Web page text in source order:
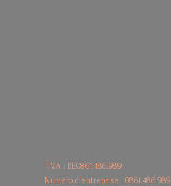
T.V.A : BE0861.486.989
Numéro d'entreprise : 0861.486.989